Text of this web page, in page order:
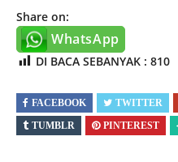
Share on:
WhatsApp
DI BACA SEBANYAK : 810
FACEBOOK TWITTER
TUMBLR
PINTEREST